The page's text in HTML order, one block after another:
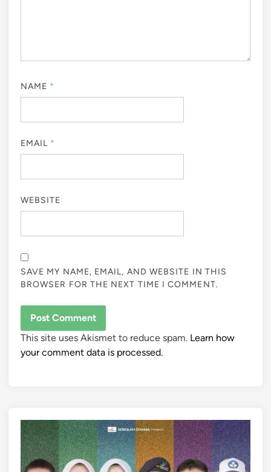
NAME *
EMAIL *
WEBSITE
SAVE MY NAME, EMAIL, AND WEBSITE IN THIS
BROWSER FOR THE NEXT TIME I COMMENT.
This site uses Akismet to reduce spam. Learn how
your comment data is processed.